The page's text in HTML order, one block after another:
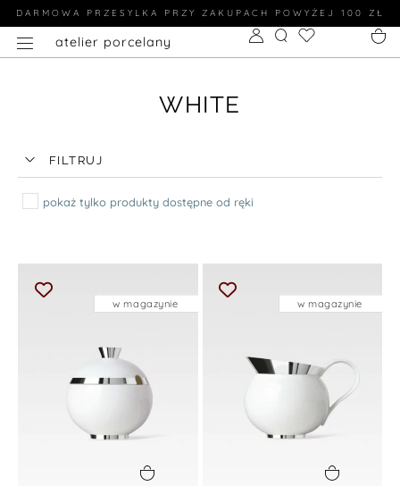
DARMOWA PRZESYLKA PRZY ZAKUPACH POWYŻEJ 100 ZŁ
atelier porcelany
WHITE
FILTRUJ
pokaż tylko produkty dostępne od ręki
w magazynie w magazynie